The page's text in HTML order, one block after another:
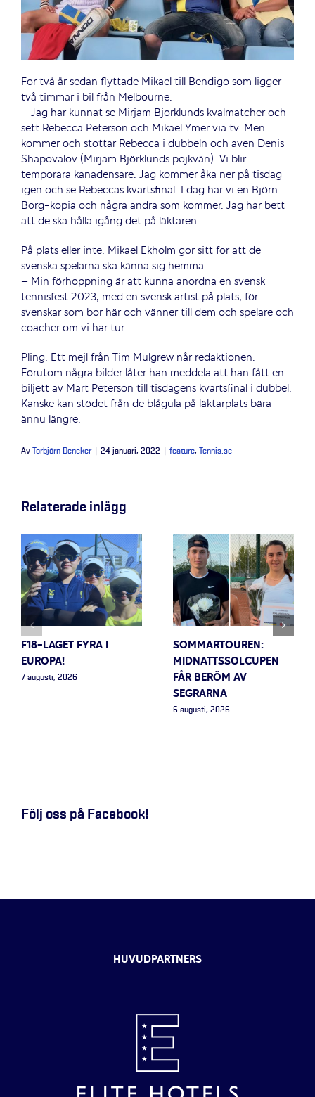
För två år sedan flyttade Mikael till Bendigo som ligger
två timmar i bil från Melbourne.
– Jag har kunnat se Mirjam Björklunds kvalmatcher och
sett Rebecca Peterson och Mikael Ymer via tv. Men
kommer och stöttar Rebecca i dubbeln och även Denis
Shapovalov (Mirjam Björklunds pojkvän). Vi blir
temporära kanadensare. Jag kommer åka ner på tisdag
igen och se Rebeccas kvartsfinal. I dag har vi en Björn
Borg-kopia och några andra som kommer. Jag har bett
att de ska hålla igång det på läktaren.
På plats eller inte. Mikael Ekholm gör sitt för att de
svenska spelarna ska känna sig hemma.
– Min förhoppning är att kunna anordna en svensk
tennisfest 2023, med en svensk artist på plats, för
svenskar som bor här och vänner till dem och spelare och
coacher om vi har tur.
Pling. Ett mejl från Tim Mulgrew når redaktionen.
Förutom några bilder låter han meddela att han fått en
biljett av Mart Peterson till tisdagens kvartsfinal i dubbel.
Kanske kan stödet från de blågula på läktarplats bära
ännu längre.
Av Torbjörn Dencker 24 januari, 2022 feature, Tennis.se
Relaterade inlägg
F18-LAGET FYRA I
EUROPA!
7 augusti, 2026
SOMMARTOUREN:
MIDNATTSSOLCUPEN
FÅR BERÖM AV
SEGRARNA
6 augusti, 2026
Följ oss på Facebook!
HUVUDPARTNERS